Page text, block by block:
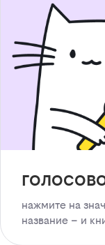
нажмите на
название – и